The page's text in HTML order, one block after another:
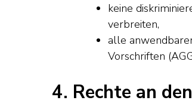
keine
verbreiten,
alle
Vorschriften
4. Rechte an